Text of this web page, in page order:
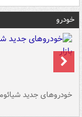
خودرو
خودروهای جدید